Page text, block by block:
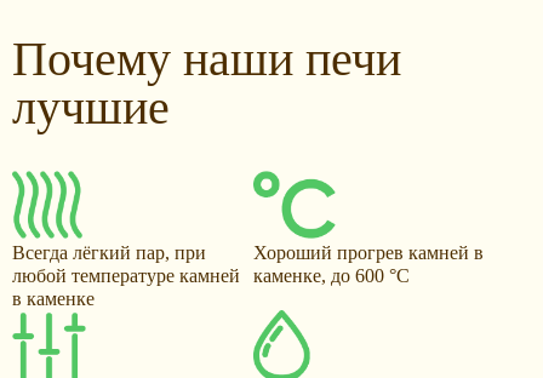
Почему наши печи
лучшие
Всегда лёгкий пар, при
любой температуре камней
в каменке
Хороший прогрев камней в
каменке, до 600 °С